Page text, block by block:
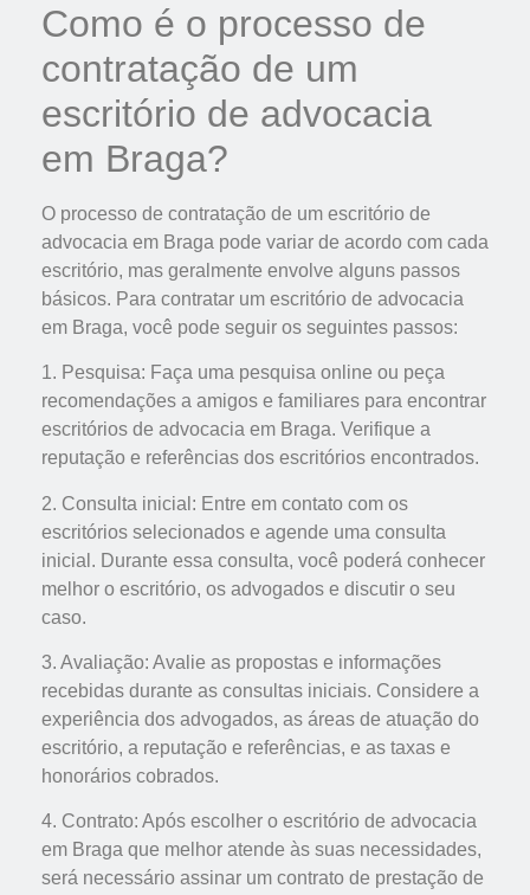
Como é o processo de
contratação de um
escritório de advocacia
em Braga?
O processo de contratação de um escritório de
advocacia em Braga pode variar de acordo com cada
escritório, mas geralmente envolve alguns passos
básicos. Para contratar um escritório de advocacia
em Braga, você pode seguir os seguintes passos:
1. Pesquisa: Faça uma pesquisa online ou peça
recomendações a amigos e familiares para encontrar
escritórios de advocacia em Braga. Verifique a
reputação e referências dos escritórios encontrados.
2. Consulta inicial: Entre em contato com os
escritórios selecionados e agende uma consulta
inicial. Durante essa consulta, você poderá conhecer
melhor o escritório, os advogados e discutir o seu
caso.
3. Avaliação: Avalie as propostas e informações
recebidas durante as consultas iniciais. Considere a
experiência dos advogados, as áreas de atuação do
escritório, a reputação e referências, e as taxas e
honorários cobrados.
4. Contrato: Após escolher o escritório de advocacia
em Braga que melhor atende às suas necessidades,
será necessário assinar um contrato de prestação de